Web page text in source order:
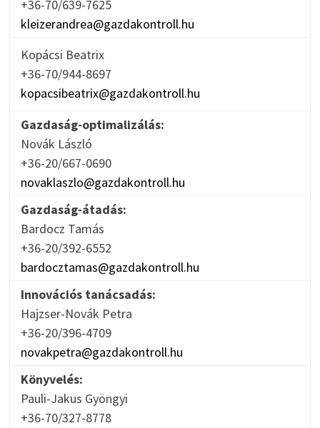
+36-70/639-7625
kleizerandrea@gazdakontroll.hu
Kopácsi Beatrix
+36-70/944-8697
kopacsibeatrix@gazdakontroll.hu
Gazdaság-optimalizálás:
Novák László
+36-20/667-0690
novaklaszlo@gazdakontroll.hu
Gazdaság-átadás:
Bardocz Tamás
+36-20/392-6552
bardocztamas@gazdakontroll.hu
Innovációs tanácsadás:
Hajzser-Novák Petra
+36-20/396-4709
novakpetra@gazdakontroll.hu
Könyvelés:
Pauli-Jakus Gyöngyi
+36-70/327-8778